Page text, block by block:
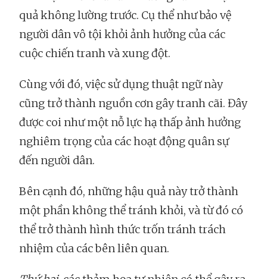
quả không lường trước. Cụ thể như bảo vệ
người dân vô tội khỏi ảnh hưởng của các
cuộc chiến tranh và xung đột.
Cùng với đó, việc sử dụng thuật ngữ này
cũng trở thành nguồn cơn gây tranh cãi. Đây
được coi như một nỗ lực hạ thấp ảnh hưởng
nghiêm trọng của các hoạt động quân sự
đến người dân.
Bên cạnh đó, những hậu quả này trở thành
một phần không thể tránh khỏi, và từ đó có
thể trở thành hình thức trốn tránh trách
nhiệm của các bên liên quan.